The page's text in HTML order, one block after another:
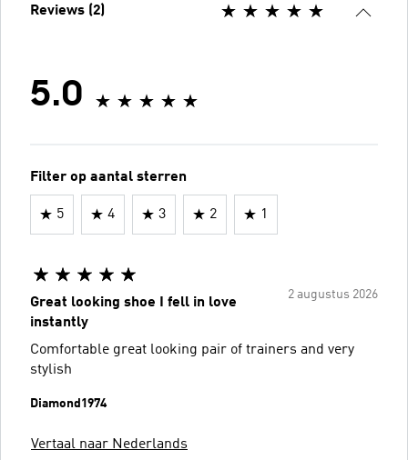
Reviews (2)
5.0
Filter op aantal sterren
5 4 3 2 1
2 augustus 2026
Great looking shoe I fell in love
instantly
Comfortable great looking pair of trainers and very
stylish
Diamond1974
Vertaal naar Nederlands